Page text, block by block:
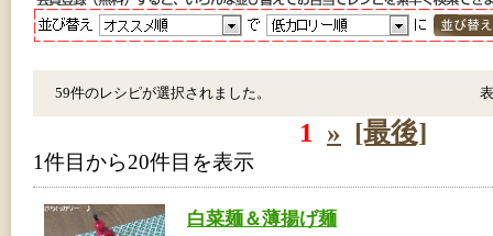
59件のレシピが選択されました。
1 » [最後]
1件目から20件目を表示
白菜麺＆薄揚げ麺